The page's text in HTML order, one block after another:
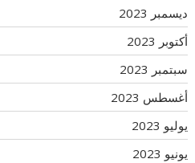
ديسمبر 2023
أكتوبر 2023
سبتمبر 2023
أغسطس 2023
يوليو 2023
يونيو 2023